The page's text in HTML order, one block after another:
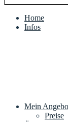
Home
Infos
Mein
Preise